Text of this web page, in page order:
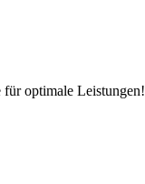
optimale Leistungen!